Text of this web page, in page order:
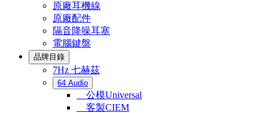
原廠耳機線
原廠配件
隔音降噪耳塞
電腦鍵盤
品牌目錄
7Hz 七赫茲
64 Audio
公模Universal
客製CIEM